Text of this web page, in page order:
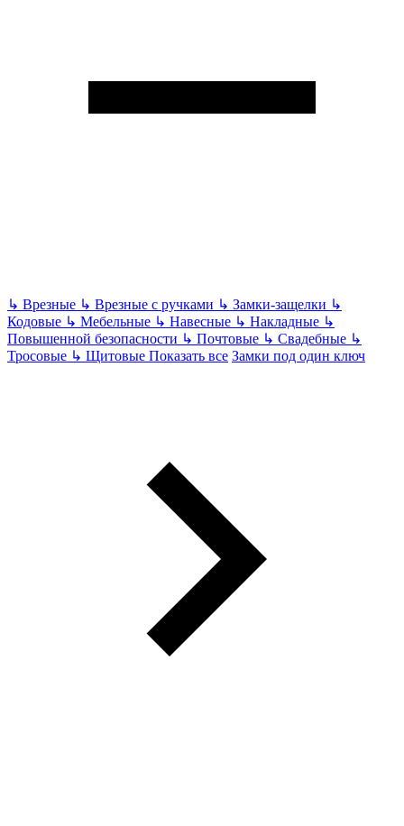
↳ Врезные ↳ Врезные с ручками ↳ Замки-защелки ↳
Кодовые ↳ Мебельные ↳ Навесные ↳ Накладные ↳
Повышенной безопасности ↳ Почтовые ↳ Свадебные ↳
Тросовые ↳ Щитовые Показать все Замки под один ключ